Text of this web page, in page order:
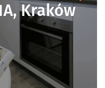
Kraków